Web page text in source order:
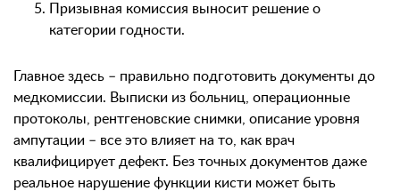
Призывная комиссия выносит решение о
категории годности.
Главное здесь – правильно подготовить документы до
медкомиссии. Выписки из больниц, операционные
протоколы, рентгеновские снимки, описание уровня
ампутации – все это влияет на то, как врач
квалифицирует дефект. Без точных документов даже
реальное нарушение функции кисти может быть